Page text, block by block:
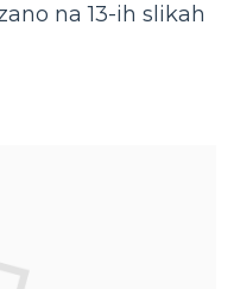
na 13-ih slikah